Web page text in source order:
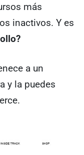
más
inactivos. Y es
a un
y la puedes